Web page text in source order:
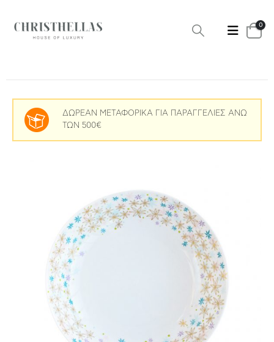
0
ΔΩΡΕΑΝ ΜΕΤΑΦΟΡΙΚΑ ΓΙΑ ΠΑΡΑΓΓΕΛΙΕΣ ΑΝΩ
ΤΩΝ 500€